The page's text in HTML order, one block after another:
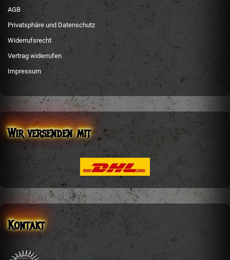
AGB
Privatsphäre und Datenschutz
Widerrufsrecht
Vertrag widerrufen
Impressum
Wir versenden mit
Kontakt